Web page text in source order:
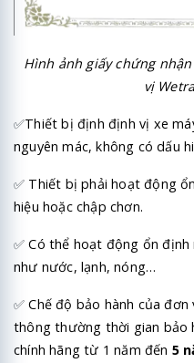
Hình ảnh giấy chứng
vị
✅Thiết bị định định vị xe
nguyên mác, không có dấu
✅ Thiết bị phải hoạt động
hiệu hoặc chập chơn.
✅ Có thể hoạt động ổn
như nước, lạnh, nóng…
✅ Chế độ bảo hành của
thông thường thời gian bảo
chính hãng từ 1 năm đến 5